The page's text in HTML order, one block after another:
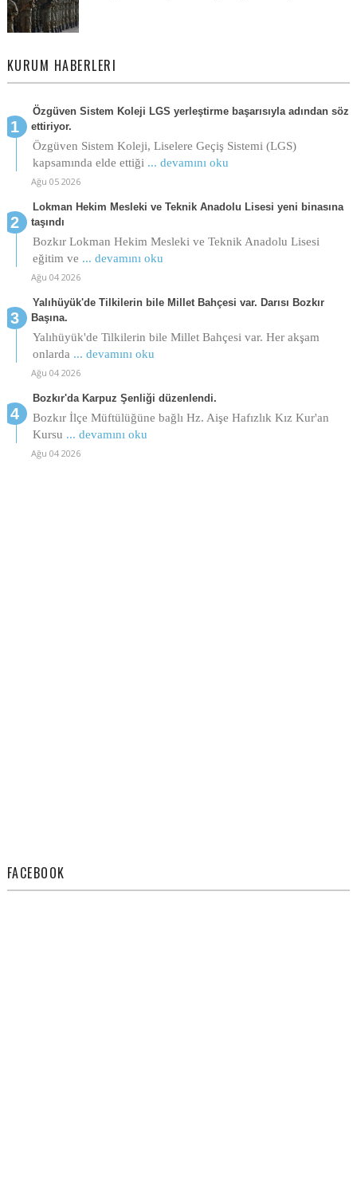
KURUM HABERLERI
Özgüven Sistem Koleji LGS yerleştirme başarısıyla adından söz
ettiriyor.
Özgüven Sistem Koleji, Liselere Geçiş Sistemi (LGS)
kapsamında elde ettiği ... devamını oku
Ağu 05 2026
Lokman Hekim Mesleki ve Teknik Anadolu Lisesi yeni binasına
taşındı
Bozkır Lokman Hekim Mesleki ve Teknik Anadolu Lisesi
eğitim ve ... devamını oku
Ağu 04 2026
Yalıhüyük'de Tilkilerin bile Millet Bahçesi var. Darısı Bozkır
Başına.
Yalıhüyük'de Tilkilerin bile Millet Bahçesi var. Her akşam
onlarda ... devamını oku
Ağu 04 2026
Bozkır'da Karpuz Şenliği düzenlendi.
Bozkır İlçe Müftülüğüne bağlı Hz. Aişe Hafızlık Kız Kur'an
Kursu ... devamını oku
Ağu 04 2026
FACEBOOK